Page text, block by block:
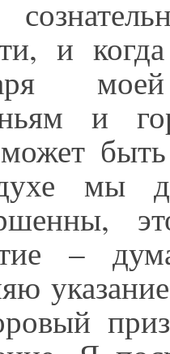
и
и
мы
–